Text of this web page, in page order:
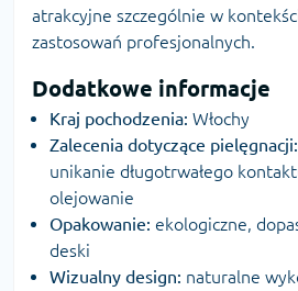
atrakcyjne szczególnie w
zastosowań profesjonalnych.
Dodatkowe informacje
Kraj pochodzenia: Włochy
Zalecenia dotyczące pielęgnacji:
unikanie długotrwałego
olejowanie
Opakowanie: ekologiczne,
deski
Wizualny design: naturalne